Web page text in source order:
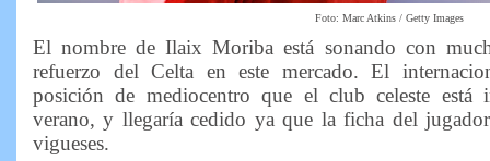
Foto: Marc Atkins / Getty Images
El nombre de Ilaix Moriba está sonando con
refuerzo del Celta en este mercado. El
posición de mediocentro que el club celeste está
verano, y llegaría cedido ya que la ficha del
vigueses.